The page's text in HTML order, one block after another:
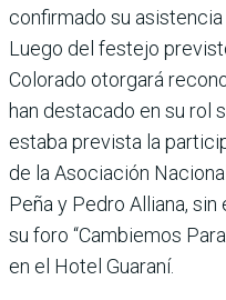
confirmado su
Luego del festejo
Colorado otorgará
han destacado en su rol
estaba prevista la
de la Asociación
Peña y Pedro Alliana,
su foro “Cambiemos
en el Hotel Guaraní.